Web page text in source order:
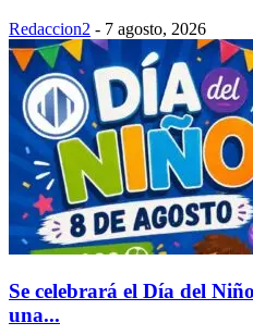
Redaccion2 - 7 agosto, 2026
Se celebrará el Día del
una...